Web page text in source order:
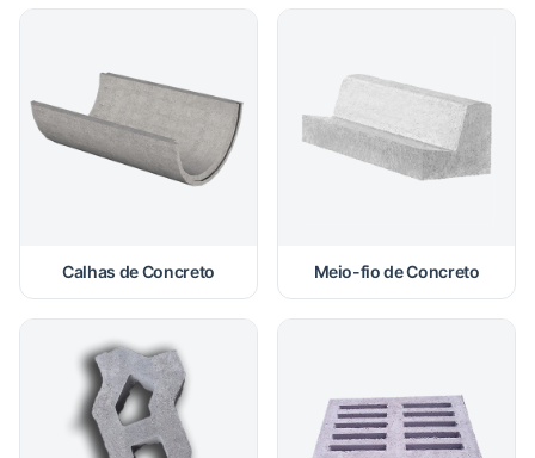
Calhas de Concreto Meio-fio de Concreto